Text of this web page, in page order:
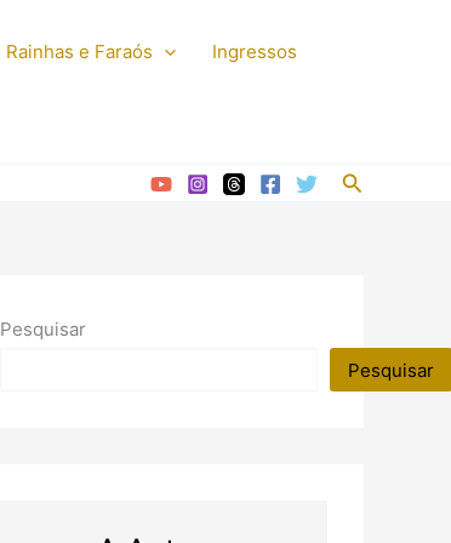
Rainhas e Faraós Ingressos
Pesquisar
Pesquisar
Pesquisar